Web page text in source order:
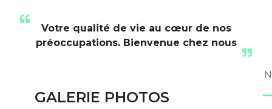
Votre qualité de vie au cœur de nos
préoccupations. Bienvenue chez nous
GALERIE PHOTOS